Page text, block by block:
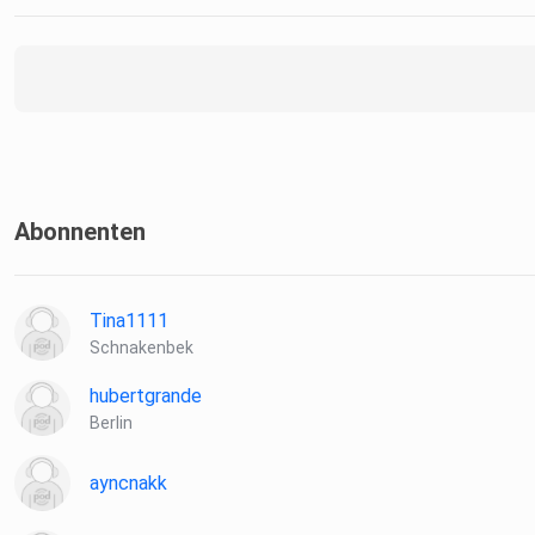
Abonnenten
Tina1111
Schnakenbek
hubertgrande
Berlin
ayncnakk